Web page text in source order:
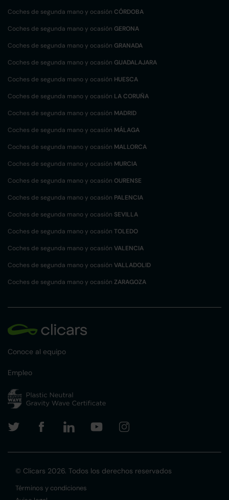
Coches de segunda mano y ocasión CÓRDOBA
Coches de segunda mano y ocasión GERONA
Coches de segunda mano y ocasión GRANADA
Coches de segunda mano y ocasión GUADALAJARA
Coches de segunda mano y ocasión HUESCA
Coches de segunda mano y ocasión LA CORUÑA
Coches de segunda mano y ocasión MADRID
Coches de segunda mano y ocasión MÁLAGA
Coches de segunda mano y ocasión MALLORCA
Coches de segunda mano y ocasión MURCIA
Coches de segunda mano y ocasión OURENSE
Coches de segunda mano y ocasión PALENCIA
Coches de segunda mano y ocasión SEVILLA
Coches de segunda mano y ocasión TOLEDO
Coches de segunda mano y ocasión VALENCIA
Coches de segunda mano y ocasión VALLADOLID
Coches de segunda mano y ocasión ZARAGOZA
Conoce al equipo
Empleo
© Clicars 2026. Todos los derechos reservados
Términos y condiciones